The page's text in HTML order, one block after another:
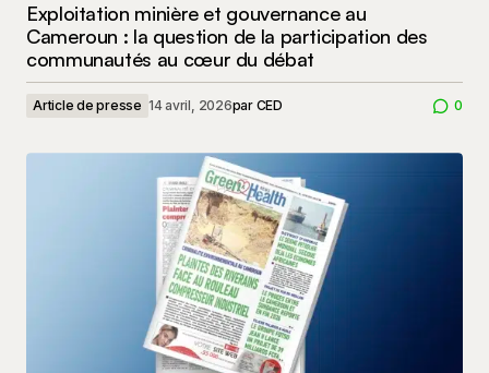
Exploitation minière et gouvernance au
Cameroun : la question de la participation des
communautés au cœur du débat
Article de presse 14 avril, 2026par CED 0